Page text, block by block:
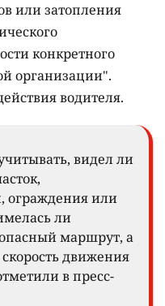
или затопления
конкретного
организации".
водителя.
видел ли
ограждения или
ли
маршрут, а
скорость движения
в пресс-